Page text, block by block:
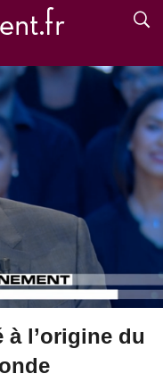
l’origine du